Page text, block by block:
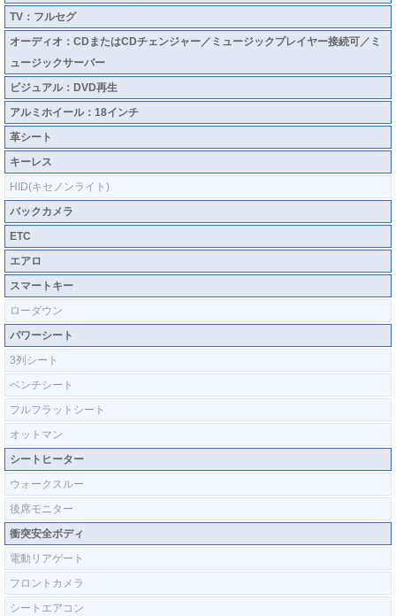
TV：フルセグ
オーディオ：CDまたはCDチェンジャー／ミュージックプレイヤー接続可／ミ
ュージックサーバー
ビジュアル：DVD再生
アルミホイール：18インチ
革シート
キーレス
HID(キセノンライト)
バックカメラ
ETC
エアロ
スマートキー
ローダウン
パワーシート
3列シート
ベンチシート
フルフラットシート
オットマン
シートヒーター
ウォークスルー
後席モニター
衝突安全ボディ
電動リアゲート
フロントカメラ
シートエアコン